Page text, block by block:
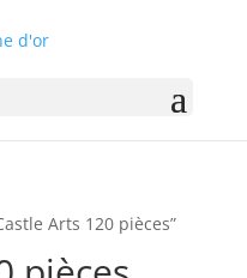
Arts 120 pièces”